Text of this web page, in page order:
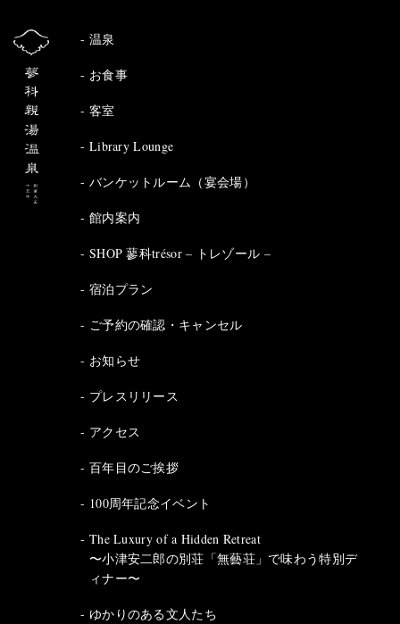
温泉
お食事
客室
Library Lounge
バンケットルーム（宴会場）
館内案内
SHOP 蓼科trésor – トレゾール –
宿泊プラン
ご予約の確認・キャンセル
お知らせ
プレスリリース
アクセス
百年目のご挨拶
100周年記念イベント
The Luxury of a Hidden Retreat
〜小津安二郎の別荘「無藝荘」で味わう特別デ
ィナー〜
ゆかりのある文人たち